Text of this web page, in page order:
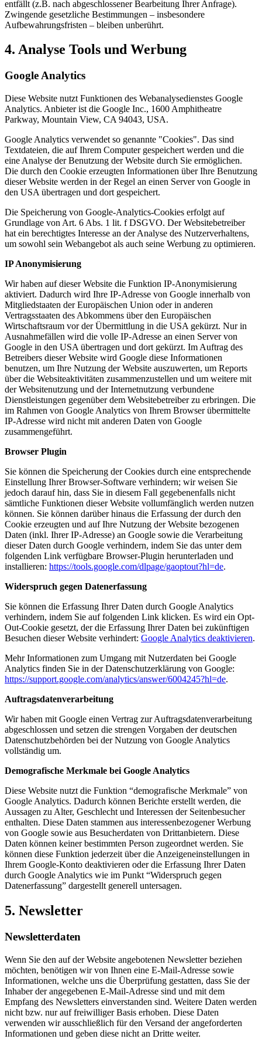
entfällt (z.B. nach abgeschlossener Bearbeitung Ihrer Anfrage).
Zwingende gesetzliche Bestimmungen – insbesondere
Aufbewahrungsfristen – bleiben unberührt.
4. Analyse Tools und Werbung
Google Analytics
Diese Website nutzt Funktionen des Webanalysedienstes Google
Analytics. Anbieter ist die Google Inc., 1600 Amphitheatre
Parkway, Mountain View, CA 94043, USA.
Google Analytics verwendet so genannte "Cookies". Das sind
Textdateien, die auf Ihrem Computer gespeichert werden und die
eine Analyse der Benutzung der Website durch Sie ermöglichen.
Die durch den Cookie erzeugten Informationen über Ihre Benutzung
dieser Website werden in der Regel an einen Server von Google in
den USA übertragen und dort gespeichert.
Die Speicherung von Google-Analytics-Cookies erfolgt auf
Grundlage von Art. 6 Abs. 1 lit. f DSGVO. Der Websitebetreiber
hat ein berechtigtes Interesse an der Analyse des Nutzerverhaltens,
um sowohl sein Webangebot als auch seine Werbung zu optimieren.
IP Anonymisierung
Wir haben auf dieser Website die Funktion IP-Anonymisierung
aktiviert. Dadurch wird Ihre IP-Adresse von Google innerhalb von
Mitgliedstaaten der Europäischen Union oder in anderen
Vertragsstaaten des Abkommens über den Europäischen
Wirtschaftsraum vor der Übermittlung in die USA gekürzt. Nur in
Ausnahmefällen wird die volle IP-Adresse an einen Server von
Google in den USA übertragen und dort gekürzt. Im Auftrag des
Betreibers dieser Website wird Google diese Informationen
benutzen, um Ihre Nutzung der Website auszuwerten, um Reports
über die Websiteaktivitäten zusammenzustellen und um weitere mit
der Websitenutzung und der Internetnutzung verbundene
Dienstleistungen gegenüber dem Websitebetreiber zu erbringen. Die
im Rahmen von Google Analytics von Ihrem Browser übermittelte
IP-Adresse wird nicht mit anderen Daten von Google
zusammengeführt.
Browser Plugin
Sie können die Speicherung der Cookies durch eine entsprechende
Einstellung Ihrer Browser-Software verhindern; wir weisen Sie
jedoch darauf hin, dass Sie in diesem Fall gegebenenfalls nicht
sämtliche Funktionen dieser Website vollumfänglich werden nutzen
können. Sie können darüber hinaus die Erfassung der durch den
Cookie erzeugten und auf Ihre Nutzung der Website bezogenen
Daten (inkl. Ihrer IP-Adresse) an Google sowie die Verarbeitung
dieser Daten durch Google verhindern, indem Sie das unter dem
folgenden Link verfügbare Browser-Plugin herunterladen und
installieren: https://tools.google.com/dlpage/gaoptout?hl=de.
Widerspruch gegen Datenerfassung
Sie können die Erfassung Ihrer Daten durch Google Analytics
verhindern, indem Sie auf folgenden Link klicken. Es wird ein Opt-
Out-Cookie gesetzt, der die Erfassung Ihrer Daten bei zukünftigen
Besuchen dieser Website verhindert: Google Analytics deaktivieren.
Mehr Informationen zum Umgang mit Nutzerdaten bei Google
Analytics finden Sie in der Datenschutzerklärung von Google:
https://support.google.com/analytics/answer/6004245?hl=de.
Auftragsdatenverarbeitung
Wir haben mit Google einen Vertrag zur Auftragsdatenverarbeitung
abgeschlossen und setzen die strengen Vorgaben der deutschen
Datenschutzbehörden bei der Nutzung von Google Analytics
vollständig um.
Demografische Merkmale bei Google Analytics
Diese Website nutzt die Funktion “demografische Merkmale” von
Google Analytics. Dadurch können Berichte erstellt werden, die
Aussagen zu Alter, Geschlecht und Interessen der Seitenbesucher
enthalten. Diese Daten stammen aus interessenbezogener Werbung
von Google sowie aus Besucherdaten von Drittanbietern. Diese
Daten können keiner bestimmten Person zugeordnet werden. Sie
können diese Funktion jederzeit über die Anzeigeneinstellungen in
Ihrem Google-Konto deaktivieren oder die Erfassung Ihrer Daten
durch Google Analytics wie im Punkt “Widerspruch gegen
Datenerfassung” dargestellt generell untersagen.
5. Newsletter
Newsletterdaten
Wenn Sie den auf der Website angebotenen Newsletter beziehen
möchten, benötigen wir von Ihnen eine E-Mail-Adresse sowie
Informationen, welche uns die Überprüfung gestatten, dass Sie der
Inhaber der angegebenen E-Mail-Adresse sind und mit dem
Empfang des Newsletters einverstanden sind. Weitere Daten werden
nicht bzw. nur auf freiwilliger Basis erhoben. Diese Daten
verwenden wir ausschließlich für den Versand der angeforderten
Informationen und geben diese nicht an Dritte weiter.